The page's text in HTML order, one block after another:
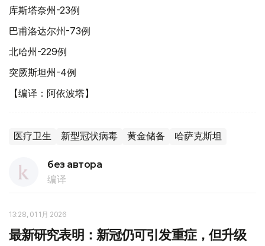
库斯塔奈州-23例
巴甫洛达尔州-73例
北哈州-229例
突厥斯坦州-4例
【编译：阿依波塔】
医疗卫生 新型冠状病毒 黄金储备 哈萨克斯坦
без автора
编译
13:28, 01 1月 2026
最新研究表明：新冠仍可引发重症，但升级